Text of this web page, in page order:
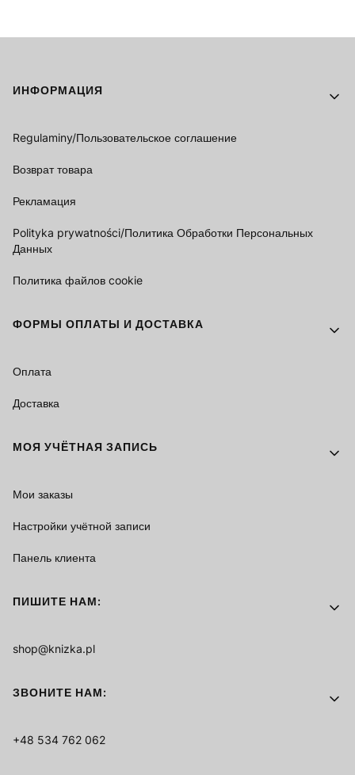
Footer menu
ИНФОРМАЦИЯ
Regulaminy/Пользовательское соглашение
Возврат товара
Рекламация
Polityka prywatności/Политика Обработки Персональных
Данных
Политика файлов cookie
ФОРМЫ ОПЛАТЫ И ДОСТАВКА
Оплата
Доставка
МОЯ УЧЁТНАЯ ЗАПИСЬ
Мои заказы
Настройки учётной записи
Панель клиента
ПИШИТЕ НАМ:
shop@knizka.pl
ЗВОНИТЕ НАМ:
+48 534 762 062